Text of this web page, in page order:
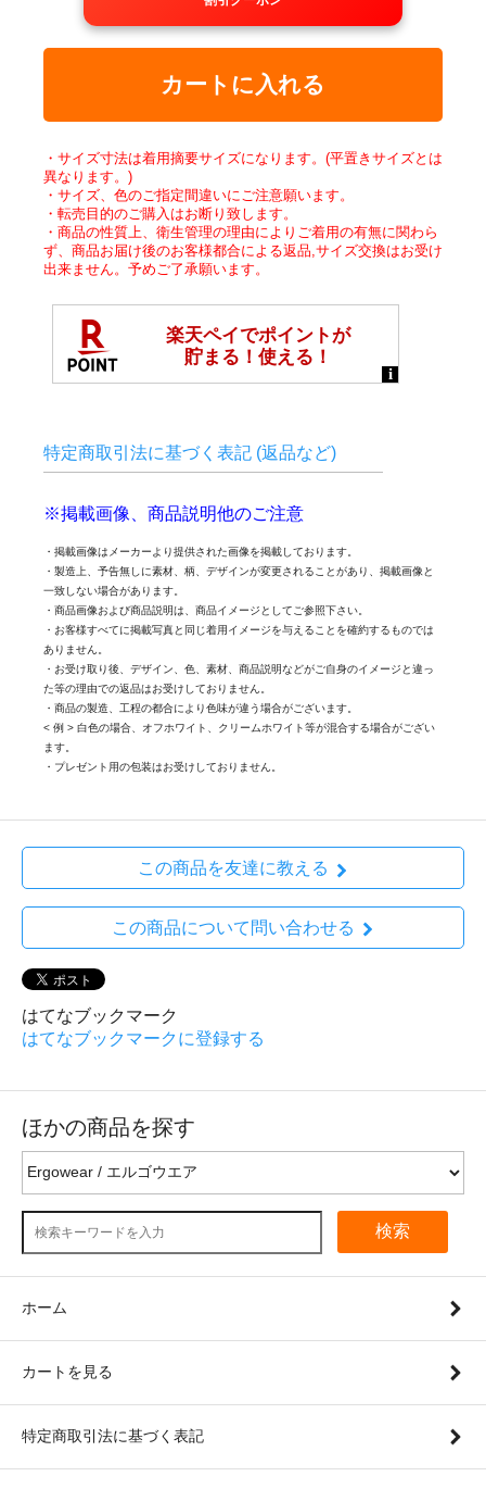
カートに入れる
・サイズ寸法は着用摘要サイズになります。(平置きサイズとは
異なります。)
・サイズ、色のご指定間違いにご注意願います。
・転売目的のご購入はお断り致します。
・商品の性質上、衛生管理の理由によりご着用の有無に関わら
ず、商品お届け後のお客様都合による返品,サイズ交換はお受け
出来ません。予めご了承願います。
特定商取引法に基づく表記 (返品など)
※掲載画像、商品説明他のご注意
・掲載画像はメーカーより提供された画像を掲載しております。
・製造上、予告無しに素材、柄、デザインが変更されることがあり、掲載画像と
一致しない場合があります。
・商品画像および商品説明は、商品イメージとしてご参照下さい。
・お客様すべてに掲載写真と同じ着用イメージを与えることを確約するものでは
ありません。
・お受け取り後、デザイン、色、素材、商品説明などがご自身のイメージと違っ
た等の理由での返品はお受けしておりません。
・商品の製造、工程の都合により色味が違う場合がございます。
< 例 > 白色の場合、オフホワイト、クリームホワイト等が混合する場合がござい
ます。
・プレゼント用の包装はお受けしておりません。
この商品を友達に教える
この商品について問い合わせる
はてなブックマーク
はてなブックマークに登録する
ほかの商品を探す
検索
ホーム
カートを見る
特定商取引法に基づく表記